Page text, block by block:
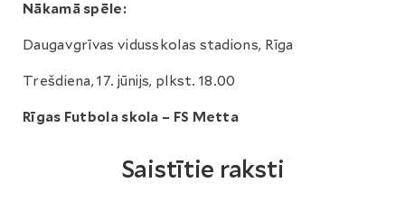
Nākamā spēle:
Daugavgrīvas vidusskolas stadions, Rīga
Trešdiena, 17. jūnijs, plkst. 18.00
Rīgas Futbola skola – FS Metta
Saistītie raksti